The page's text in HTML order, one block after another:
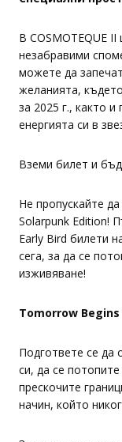
В COSMOTEQUE
незабравими
можете да
желанията,
за 2025 г., както
енергията си в
Вземи билет и
Не пропускайте
Solarpunk Edition!
Early Bird билети
сега, за да се
изживяване!
Tomorrow
Подгответе се да
си, да се
прескочите
начин, който